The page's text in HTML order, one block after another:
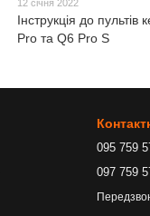
12 січня 2022
Інструкція до пультів
Pro та Q6 Pro S
095 759
097 759